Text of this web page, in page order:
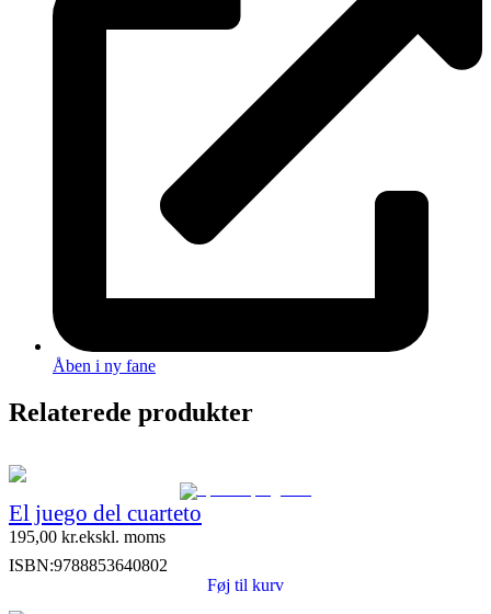
Åben i ny fane
Relaterede produkter
El juego del cuarteto
195,00 kr.ekskl. moms
ISBN:9788853640802
Føj til kurv